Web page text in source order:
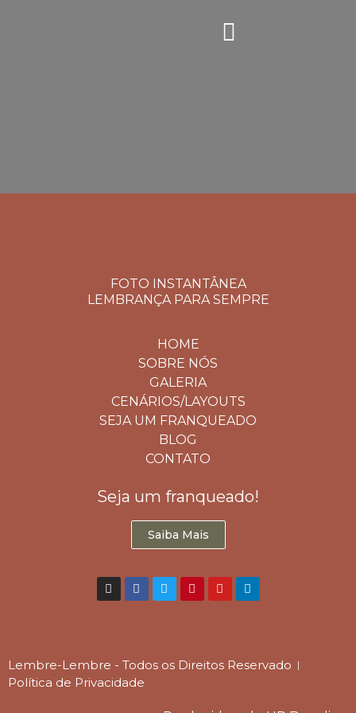
FOTO INSTANTÂNEA
LEMBRANÇA PARA SEMPRE
HOME
SOBRE NÓS
GALERIA
CENÁRIOS/LAYOUTS
SEJA UM FRANQUEADO
BLOG
CONTATO
Seja um franqueado!
Saiba Mais
Lembre-Lembre - Todos os Direitos Reservado
Política de Privacidade